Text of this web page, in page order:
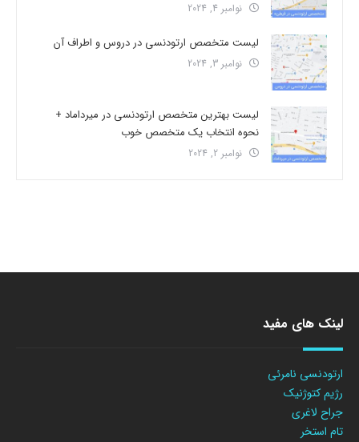
نوامبر 4, 2024
لیست متخصص ارتودنسی در دروس و اطراف آن
نوامبر 3, 2024
لیست بهترین متخصص ارتودنسی در میرداماد +
نحوه انتخاب یک متخصص خوب
نوامبر 2, 2024
لینک های مفید
ارتودنسی نامرئی
رژیم کتوژنیک
جراح لاغری
تام استخر